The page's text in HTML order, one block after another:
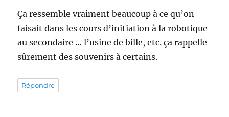
Ça ressemble vraiment beaucoup à ce qu’on
faisait dans les cours d’initiation à la robotique
au secondaire … l’usine de bille, etc. ça rappelle
sûrement des souvenirs à certains.
Répondre